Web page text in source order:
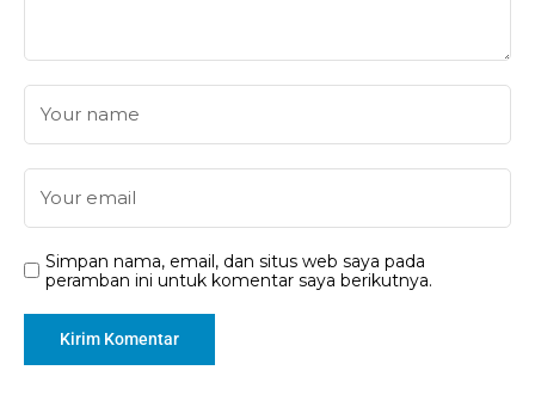
Simpan nama, email, dan situs web saya pada
peramban ini untuk komentar saya berikutnya.